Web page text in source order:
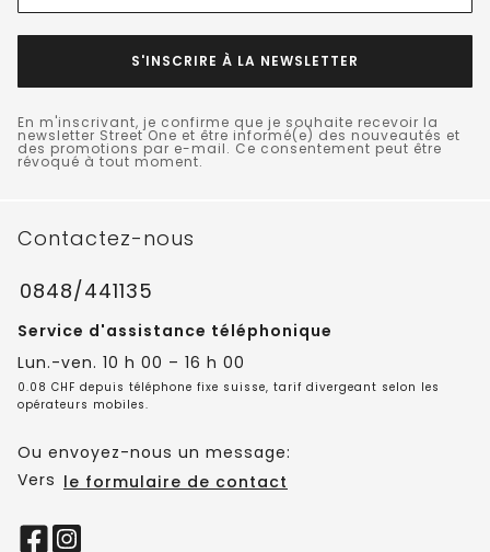
S'INSCRIRE À LA NEWSLETTER
En m'inscrivant, je confirme que je souhaite recevoir la
newsletter Street One et être informé(e) des nouveautés et
des promotions par e-mail. Ce consentement peut être
révoqué à tout moment.
Contactez-nous
0848/441135
Service d'assistance téléphonique
Lun.-ven. 10 h 00 – 16 h 00
0.08 CHF depuis téléphone fixe suisse, tarif divergeant selon les
opérateurs mobiles.
Ou envoyez-nous un message:
Vers le formulaire de contact